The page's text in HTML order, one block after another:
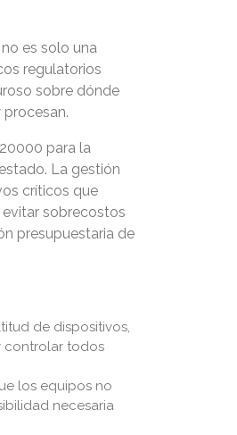
es solo una
regulatorios
sobre dónde
para la
La gestión
críticos que
sobrecostos
presupuestaria de
de dispositivos,
controlar todos
los equipos no
necesaria